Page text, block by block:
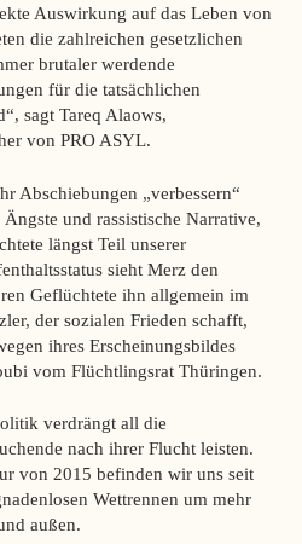
Auswirkung auf das Leben von
die zahlreichen gesetzlichen
brutaler werdende
für die tatsächlichen
sagt Tareq Alaows,
von PRO ASYL.
Abschiebungen „verbessern“
und rassistische Narrative,
längst Teil unserer
sieht Merz den
Geflüchtete ihn allgemein im
der sozialen Frieden schafft,
ihres Erscheinungsbildes
vom Flüchtlingsrat Thüringen.
verdrängt all die
nach ihrer Flucht leisten.
von 2015 befinden wir uns seit
Wettrennen um mehr
außen.